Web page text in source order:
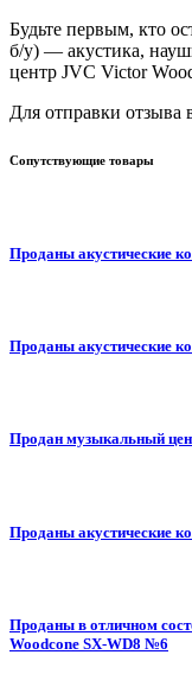
Будьте первым, кто
б/у) — акустика,
центр JVC Victor
Для отправки отзыва
Сопутствующие товары
Проданы акустические
Проданы акустические
Продан музыкальный
Проданы акустические
Проданы в отличном
Woodcone SX-WD8 №6